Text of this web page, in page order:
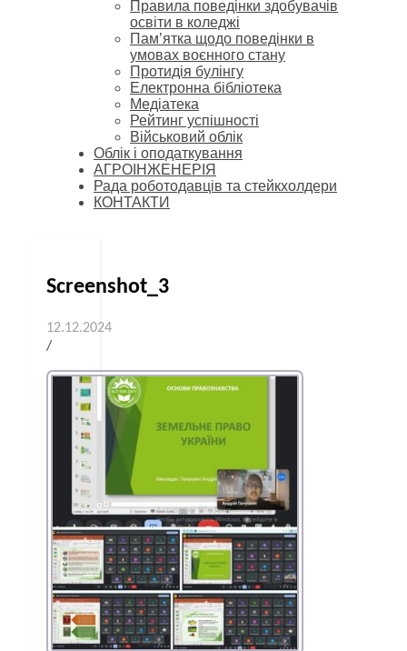
Правила поведінки здобувачів
освіти в коледжі
Пам’ятка щодо поведінки в
умовах воєнного стану
Протидія булінгу
Електронна бібліотека
Медіатека
Рейтинг успішності
Військовий облік
Облік і оподаткування
АГРОІНЖЕНЕРІЯ
Рада роботодавців та стейкхолдери
КОНТАКТИ
Screenshot_3
12.12.2024
/